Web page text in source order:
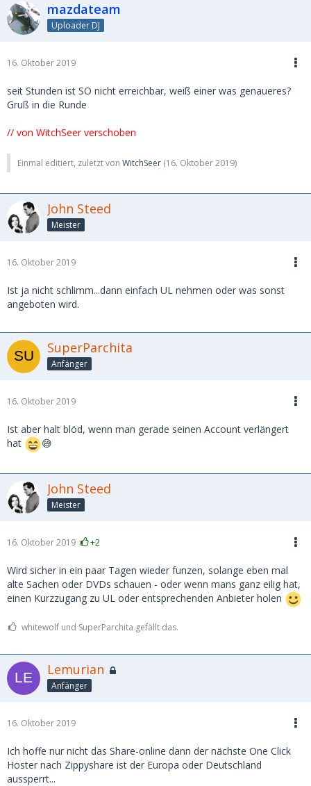
mazdateam
Uploader DJ
16. Oktober 2019
seit Stunden ist SO nicht erreichbar, weiß einer was genaueres?
Gruß in die Runde
// von WitchSeer verschoben
Einmal editiert, zuletzt von WitchSeer (16. Oktober 2019)
John Steed
Meister
16. Oktober 2019
Ist ja nicht schlimm...dann einfach UL nehmen oder was sonst
angeboten wird.
SuperParchita
Anfänger
16. Oktober 2019
Ist aber halt blöd, wenn man gerade seinen Account verlängert
hat
😅
John Steed
Meister
16. Oktober 2019 +2
Wird sicher in ein paar Tagen wieder funzen, solange eben mal
alte Sachen oder DVDs schauen - oder wenn mans ganz eilig hat,
einen Kurzzugang zu UL oder entsprechenden Anbieter holen
whitewolf und SuperParchita gefällt das.
Lemurian
Anfänger
16. Oktober 2019
Ich hoffe nur nicht das Share-online dann der nächste One Click
Hoster nach Zippyshare ist der Europa oder Deutschland
aussperrt...